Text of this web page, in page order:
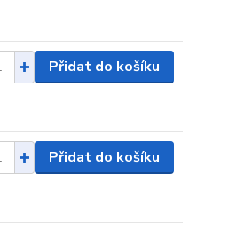
Přidat do košíku
Přidat do košíku